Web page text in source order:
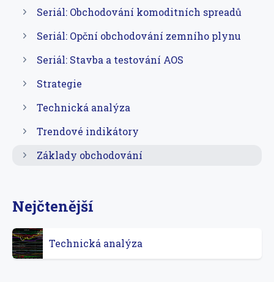
Seriál: Obchodování komoditních spreadů
Seriál: Opční obchodování zemního plynu
Seriál: Stavba a testování AOS
Strategie
Technická analýza
Trendové indikátory
Základy obchodování
Nejčtenější
Technická analýza